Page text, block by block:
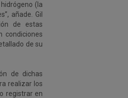
(la
añade. Gil
de estas
condiciones
de su
de dichas
realizar los
registrar en